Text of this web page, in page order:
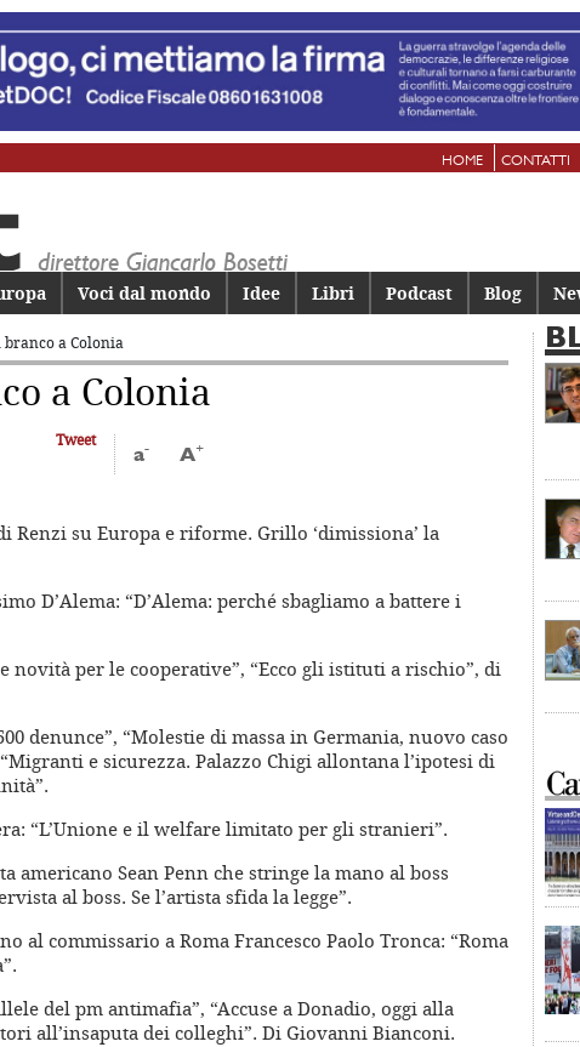
HOME CONTATTI
Voci dal mondo Idee Libri Podcast Blog
branco a Colonia
a Colonia
Tweet
a- A+
Renzi su Europa e riforme. Grillo ‘dimissiona’ la
D’Alema: “D’Alema: perché sbagliamo a battere i
novità per le cooperative”, “Ecco gli istituti a rischio”, di
denunce”, “Molestie di massa in Germania, nuovo caso
e sicurezza. Palazzo Chigi allontana l’ipotesi di
“L’Unione e il welfare limitato per gli stranieri”.
americano Sean Penn che stringe la mano al boss
al boss. Se l’artista sfida la legge”.
al commissario a Roma Francesco Paolo Tronca: “Roma
del pm antimafia”, “Accuse a Donadio, oggi alla
all’insaputa dei colleghi”. Di Giovanni Bianconi.